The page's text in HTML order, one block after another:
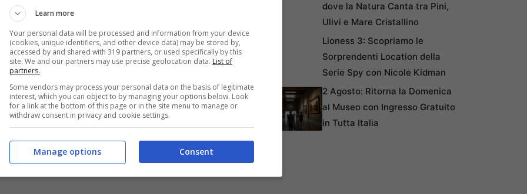
viene arrestata! La notizia ha
che ha subito una violenza ma è stata
alle autorità per essere stata vittima di
Questi invece di aiutarla l’hanno punita
negli Emirati viene considerato motivo
uscire di prigione dovrà pagare trentamila
racconta come sia partita un azione del
online.
dove la Natura Canta tra Pini,
Ulivi e Mare Cristallino
Lioness 3: Scopriamo le
Sorprendenti Location della
Serie Spy con Nicole Kidman
2 Agosto: Ritorna la Domenica
al Museo con Ingresso Gratuito
in Tutta Italia
Learn more
Your personal data will be processed and information from your device
(cookies, unique identifiers, and other device data) may be stored by,
accessed by and shared with 319 partners, or used specifically by this
site. We and our partners may use precise geolocation data. List of
partners.
Some vendors may process your personal data on the basis of legitimate
interest, which you can object to by managing your options below. Look
for a link at the bottom of this page or in the site menu to manage or
withdraw consent in privacy and cookie settings.
Consent
Manage options